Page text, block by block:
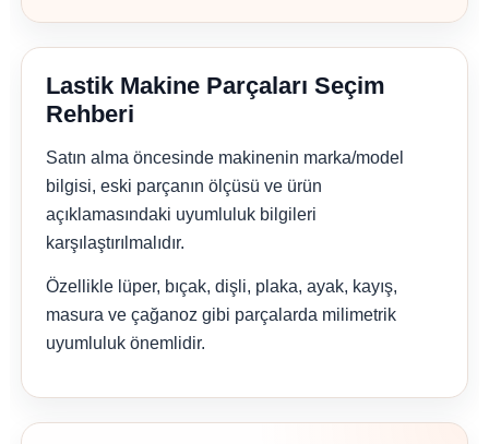
Lastik Makine Parçaları Seçim
Rehberi
Satın alma öncesinde makinenin marka/model
bilgisi, eski parçanın ölçüsü ve ürün
açıklamasındaki uyumluluk bilgileri
karşılaştırılmalıdır.
Özellikle lüper, bıçak, dişli, plaka, ayak, kayış,
masura ve çağanoz gibi parçalarda milimetrik
uyumluluk önemlidir.